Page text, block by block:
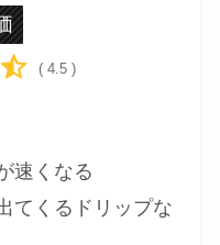
( 4.5 )
速くなる
てくるドリップな